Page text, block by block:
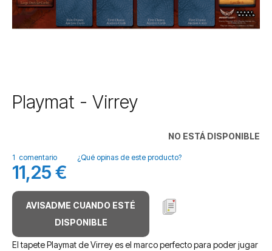
Saltar
al
galería
de
imágenes
Playmat - Virrey
NO ESTÁ DISPONIBLE
1 comentario ¿Qué opinas de este producto?
11,25 €
AVISADME CUANDO ESTÉ
DISPONIBLE
El tapete Playmat de Virrey es el marco perfecto para poder jugar